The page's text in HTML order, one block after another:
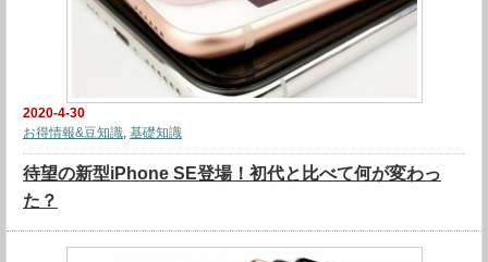
2020-4-30
お得情報&豆知識 基礎知識
待望の新型iPhone SE登場！初代と比べて何が変わっ
た？